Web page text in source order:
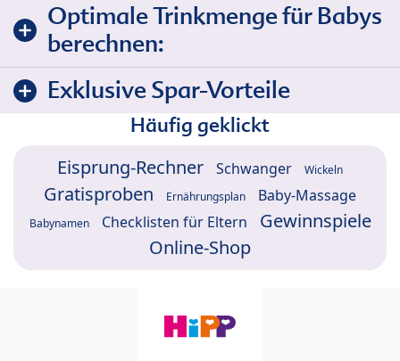
Optimale Trinkmenge für Babys
berechnen:
Exklusive Spar-Vorteile
Häufig geklickt
Eisprung-Rechner Schwanger Wickeln
Gratisproben Ernährungsplan Baby-Massage
Babynamen Checklisten für Eltern
Gewinnspiele
Online-Shop